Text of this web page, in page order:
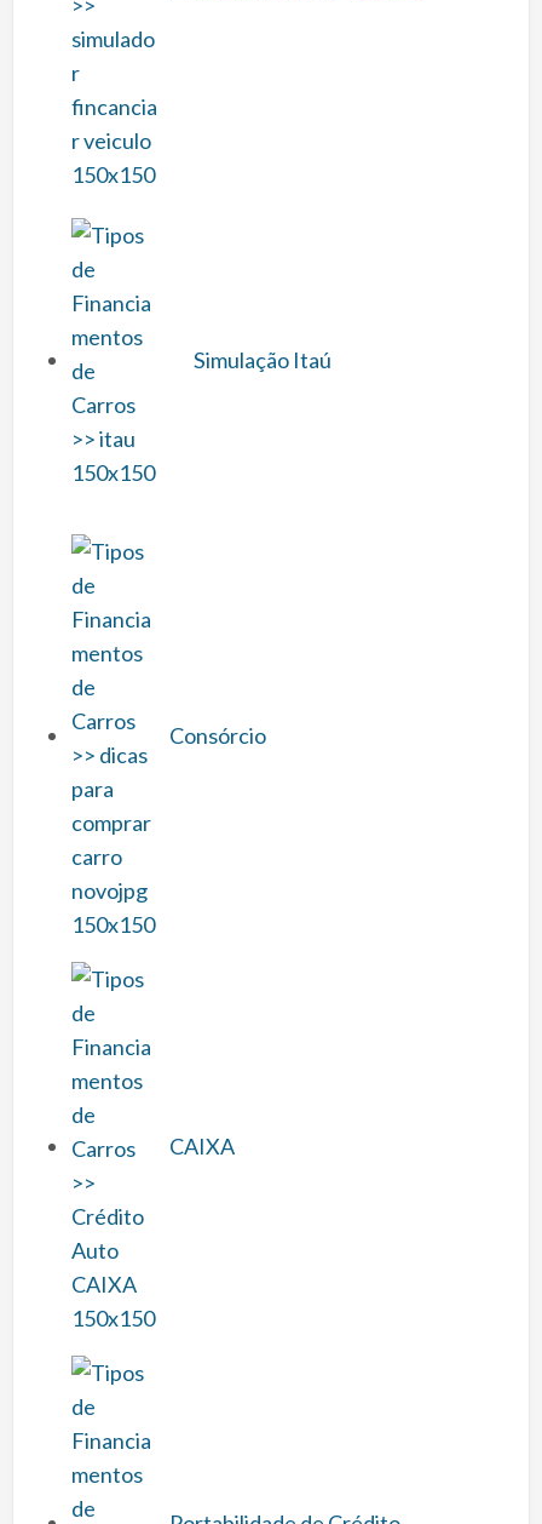
Simulação Itaú
Consórcio
CAIXA